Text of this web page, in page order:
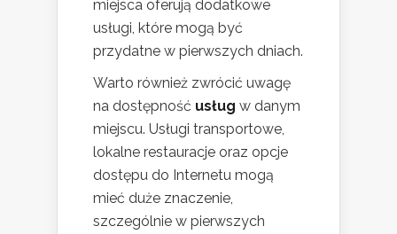
miejsca oferują dodatkowe
usługi, które mogą być
przydatne w pierwszych dniach.
Warto również zwrócić uwagę
na dostępność usług w danym
miejscu. Usługi transportowe,
lokalne restauracje oraz opcje
dostępu do Internetu mogą
mieć duże znaczenie,
szczególnie w pierwszych